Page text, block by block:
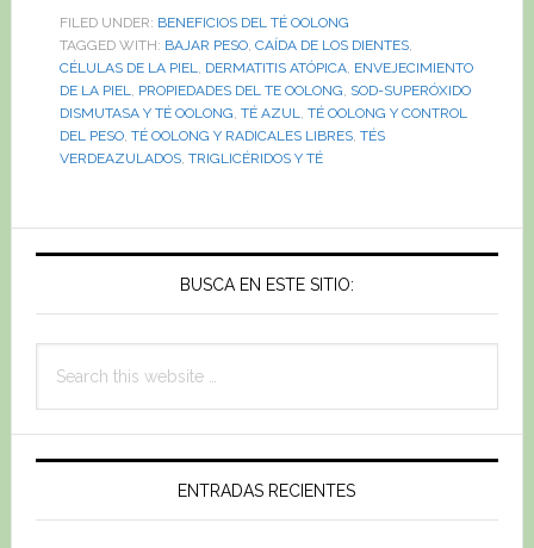
FILED UNDER: BENEFICIOS DEL TÉ OOLONG
TAGGED WITH: BAJAR PESO, CAÍDA DE LOS DIENTES,
CÉLULAS DE LA PIEL, DERMATITIS ATÓPICA, ENVEJECIMIENTO
DE LA PIEL, PROPIEDADES DEL TE OOLONG, SOD-SUPERÓXIDO
DISMUTASA Y TÉ OOLONG, TÉ AZUL, TÉ OOLONG Y CONTROL
DEL PESO, TÉ OOLONG Y RADICALES LIBRES, TÉS
VERDEAZULADOS, TRIGLICÉRIDOS Y TÉ
Primary
BUSCA EN ESTE SITIO:
this
ENTRADAS RECIENTES